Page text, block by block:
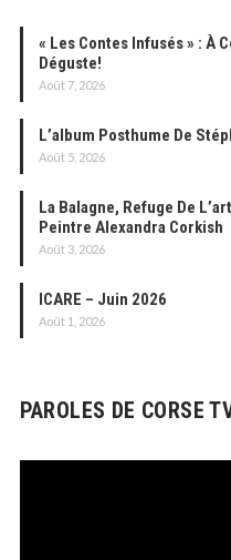
« Les Contes Infusés » : À
Déguste!
Août 7, 2026
L’album Posthume De
Août 5, 2026
La Balagne, Refuge De
Peintre Alexandra Corkish
Août 3, 2026
ICARE – Juin 2026
Août 1, 2026
PAROLES DE CORSE